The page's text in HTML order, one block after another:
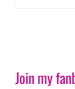
Join my